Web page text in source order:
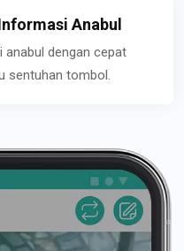
Anabul
dengan cepat
sentuhan tombol.